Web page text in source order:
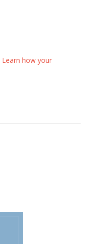
Learn how your